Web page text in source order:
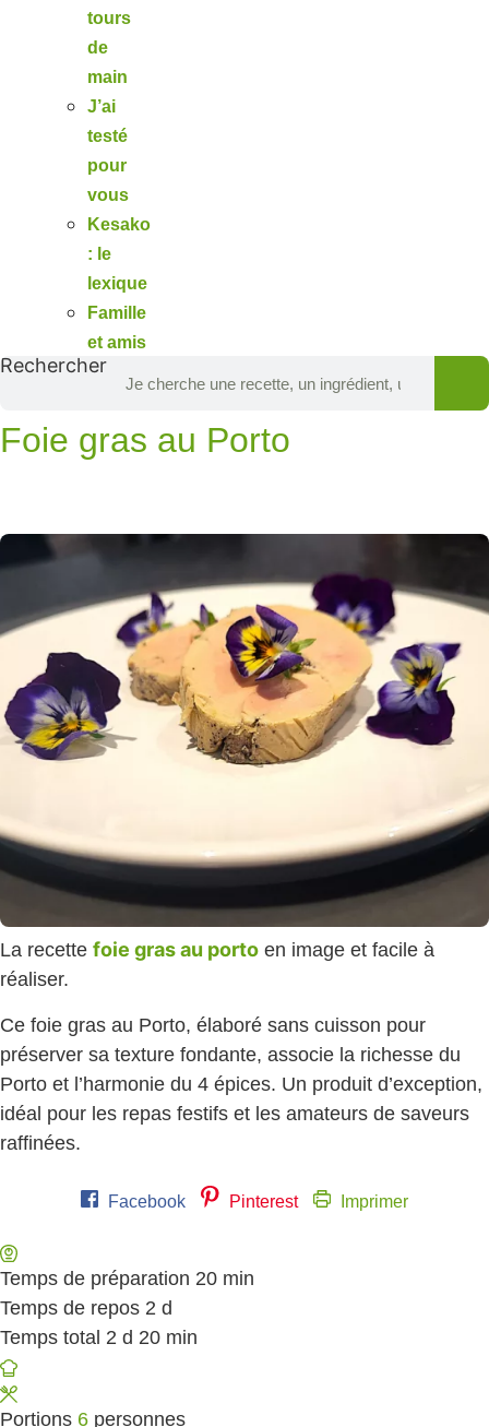
tours
de
main
J’ai
testé
pour
vous
Kesako
: le
lexique
Famille
et amis
Rechercher
Foie gras au Porto
La recette foie gras au porto en image et facile à
réaliser.
Ce foie gras au Porto, élaboré sans cuisson pour
préserver sa texture fondante, associe la richesse du
Porto et l’harmonie du 4 épices. Un produit d’exception,
idéal pour les repas festifs et les amateurs de saveurs
raffinées.
Facebook Pinterest Imprimer
Temps de préparation 20 minutes
min
Temps de repos 2 days
d
Temps total 2 days
d 20 minutes
min
Portions 6 personnes